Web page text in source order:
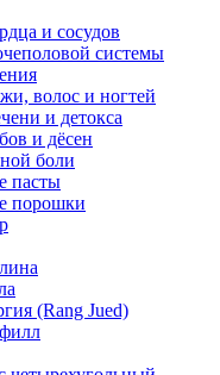
и сосудов
системы
волос и ногтей
и детокса
и дёсен
боли
пасты
порошки
(Rang Jued)